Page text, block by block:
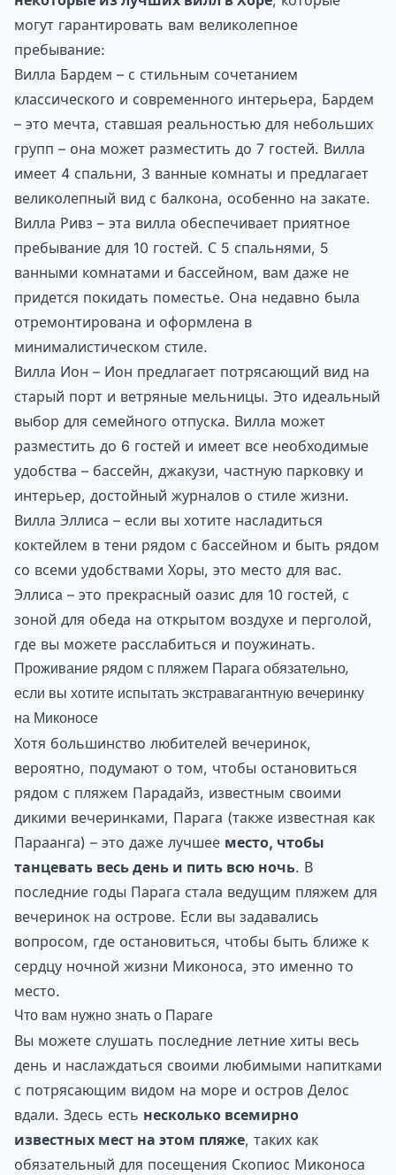
могут гарантировать вам великолепное
пребывание:
Вилла Бардем – с стильным сочетанием
классического и современного интерьера, Бардем
– это мечта, ставшая реальностью для небольших
групп – она может разместить до 7 гостей. Вилла
имеет 4 спальни, 3 ванные комнаты и предлагает
великолепный вид с балкона, особенно на закате.
Вилла Ривз – эта вилла обеспечивает приятное
пребывание для 10 гостей. С 5 спальнями, 5
ванными комнатами и бассейном, вам даже не
придется покидать поместье. Она недавно была
отремонтирована и оформлена в
минималистическом стиле.
Вилла Ион – Ион предлагает потрясающий вид на
старый порт и ветряные мельницы. Это идеальный
выбор для семейного отпуска. Вилла может
разместить до 6 гостей и имеет все необходимые
удобства – бассейн, джакузи, частную парковку и
интерьер, достойный журналов о стиле жизни.
Вилла Эллиса – если вы хотите насладиться
коктейлем в тени рядом с бассейном и быть рядом
со всеми удобствами Хоры, это место для вас.
Эллиса – это прекрасный оазис для 10 гостей, с
зоной для обеда на открытом воздухе и перголой,
где вы можете расслабиться и поужинать.
Проживание рядом с пляжем Парага обязательно,
если вы хотите испытать экстравагантную вечеринку
на Миконосе
Хотя большинство любителей вечеринок,
вероятно, подумают о том, чтобы остановиться
рядом с пляжем Парадайз, известным своими
дикими вечеринками, Парага (также известная как
Параанга) – это даже лучшее место, чтобы
танцевать весь день и пить всю ночь. В
последние годы Парага стала ведущим пляжем для
вечеринок на острове. Если вы задавались
вопросом, где остановиться, чтобы быть ближе к
сердцу ночной жизни Миконоса, это именно то
место.
Что вам нужно знать о Параге
Вы можете слушать последние летние хиты весь
день и наслаждаться своими любимыми напитками
с потрясающим видом на море и остров Делос
вдали. Здесь есть несколько всемирно
известных мест на этом пляже, таких как
обязательный для посещения Скопиос Миконоса